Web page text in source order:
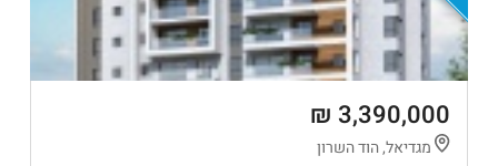
3,390,000 ₪
מגדיאל, הוד השרון